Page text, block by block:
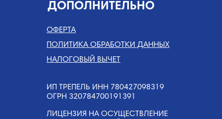
ИП ТРЕПЕЛЬ ИНН 780427098319
ОГРН 320784700191391
ЛИЦЕНЗИЯ НА ОСУЩЕСТВЛЕНИЕ
ОФЕРТА
ПОЛИТИКА ОБРАБОТКИ ДАННЫХ
ДОПОЛНИТЕЛЬНО
НАЛОГОВЫЙ ВЫЧЕТ